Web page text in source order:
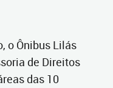
o Ônibus Lilás
de Direitos
das 10